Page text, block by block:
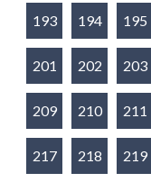
193 194 195
201 202 203
209 210 211
217 218 219